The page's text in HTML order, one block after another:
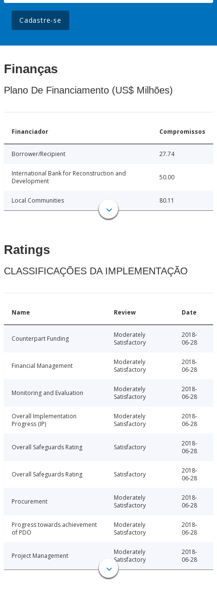
Cadastre-se
Finanças
Plano De Financiamento (US$ Milhões)
Financiador Compromissos
Borrower/Recipient 27.74
International Bank for Reconstruction and
Development
50.00
Local Communities 80.11
Ratings
CLASSIFICAÇÕES DA IMPLEMENTAÇÃO
Name Review Date
Counterpart Funding
Moderately
Satisfactory
2018-
06-28
Financial Management
Moderately
Satisfactory
2018-
06-28
Monitoring and Evaluation
Moderately
Satisfactory
2018-
06-28
Overall Implementation
Progress (IP)
Moderately
Satisfactory
2018-
06-28
Overall Safeguards Rating Satisfactory
2018-
06-28
Overall Safeguards Rating Satisfactory
2018-
06-28
Procurement
Moderately
Satisfactory
2018-
06-28
Progress towards achievement
of PDO
Moderately
Satisfactory
2018-
06-28
Project Management
Moderately
Satisfactory
2018-
06-28